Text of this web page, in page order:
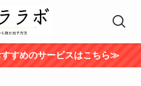
すめのサービスはこちら≫